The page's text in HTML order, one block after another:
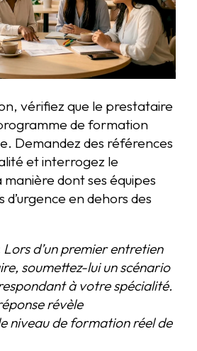
vérifiez que le prestataire
de formation
Demandez des références
et interrogez le
dont ses équipes
en dehors des
Lors d’un premier entretien
soumettez-lui un scénario
à votre spécialité.
révèle
niveau de formation réel de